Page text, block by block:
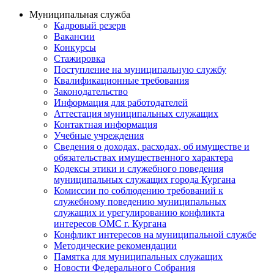
Муниципальная служба
Кадровый резерв
Вакансии
Конкурсы
Стажировка
Поступление на муниципальную службу
Квалификационные требования
Законодательство
Информация для работодателей
Аттестация муниципальных служащих
Контактная информация
Учебные учреждения
Сведения о доходах, расходах, об имуществе и
обязательствах имущественного характера
Кодексы этики и служебного поведения
муниципальных служащих города Кургана
Комиссии по соблюдению требований к
служебному поведению муниципальных
служащих и урегулированию конфликта
интересов ОМС г. Кургана
Конфликт интересов на муниципальной службе
Методические рекомендации
Памятка для муниципальных служащих
Новости Федерального Cобрания